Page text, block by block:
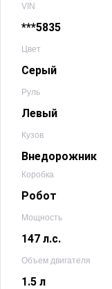
VIN
***5835
Цвет
Серый
Руль
Левый
Кузов
Внедорожник
Коробка
Робот
Мощность
147 л.с.
Объем двигателя
1.5 л